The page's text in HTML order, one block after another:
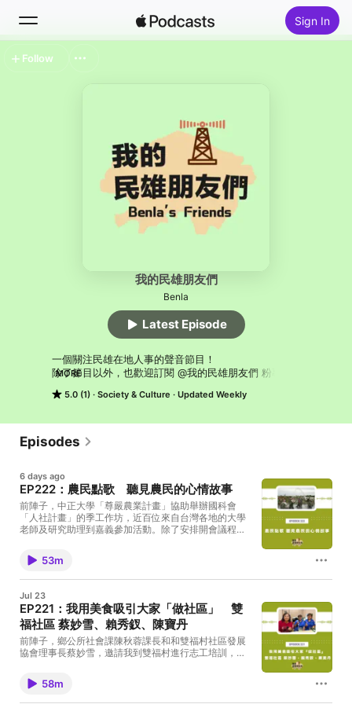
Sign In
Top Charts
我的民雄朋友們
Benla
5.0 (1) Society & Culture Updated Weekly
一個關注民雄在地人事的聲音節目！
除了節目以外，也歡迎訂閱 @我的民雄朋友們 粉專！
【📻 Podcast收聽】
.
【📻 電台收聽頻率】
【👨‍👩‍👦‍👦 製作團隊】
本節目由中正大學重構大學路計畫、中正之聲共同製作
製作人、主持人、節目企劃：管中祥
錄音工程：王翔宥
美術宣傳：鄭綺元
文字整理：黃馨慧
MORE
Latest Episode
Follow
Episodes
6 days ago
EP222：農民點歌 聽見農民的心情故事
前陣子，中正大學「尊嚴農業計畫」協助舉辦國科會
「人社計畫」的季工作坊，近百位來自台灣各地的大學
老師及研究助理到嘉義參加活動。除了安排開會議程，
農民，品嚐民雄美味，一起體驗農事，感受農民的辛
苦。我們也在農會倉庫及中正大學舉辦「聲音展」，將
許多位農民朋友在「我的民雄朋友們」點歌的內容重新
害，而是聽民雄農友內心的聲音，非常感動。在這集的
節目裡，我們會聽到莊淑娟、何雅玲、劉羿貝、賴榮
孝、楊智凱、張智源、李健鋒、藍春山、邱淑媛、張靜
婷、陳怡吟、簡伶君、王佩儒、莊詠傑、翁寬併、翁連
彬、陳韻如、郭合、吳芳滿、陳則諭、吳明鴻、郭芷
妘，他們所點的精彩歌曲，更可以靜靜地感受民雄農友
訂閱Apple Podcast：https://reurl.cc/EpAjq0🎛️ 訂閱
53m
Jul 23
EP221：我用美食吸引大家「做社區」 雙
福社區 蔡妙雪、賴秀釵、陳寶丹
前陣子，鄉公所社會課陳秋蓉課長和和雙福村社區發展
協會理事長蔡妙雪，邀請我到雙福村進行志工培訓，分
夥伴接觸。社區志工們帶著我走了兩趟雙福社區的部分
聚落，介紹社區中每個充滿在地特色的景點，分享了聚
落發展的歷史，而我們一起討論如何發展社區的走讀活
58m